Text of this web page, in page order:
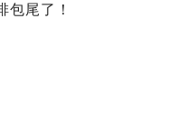
包尾了！